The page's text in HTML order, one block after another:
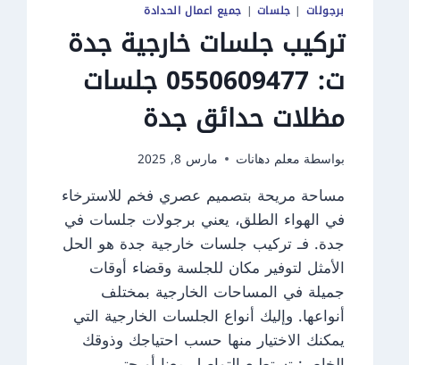
برجولات | جلسات | جميع اعمال الحدادة
تركيب جلسات خارجية جدة
ت: 0550609477 جلسات
مظلات حدائق جدة
بواسطة معلم دهانات مارس 8, 2025
مساحة مريحة بتصميم عصري فخم للاسترخاء
في الهواء الطلق، يعني برجولات جلسات في
جدة. فـ تركيب جلسات خارجية جدة هو الحل
الأمثل لتوفير مكان للجلسة وقضاء أوقات
جميلة في المساحات الخارجية بمختلف
أنواعها. وإليك أنواع الجلسات الخارجية التي
يمكنك الاختيار منها حسب احتياجك وذوقك